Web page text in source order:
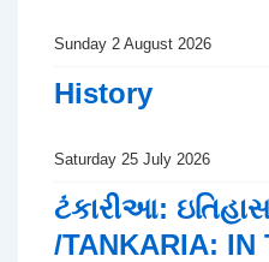
Sunday 2 August 2026
History
Saturday 25 July 2026
ટંકારીઆ:
/TANKARIA: IN